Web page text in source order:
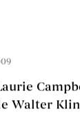
Walter